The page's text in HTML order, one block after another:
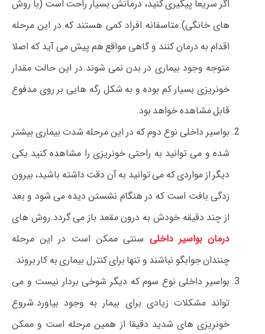
اگر سریعا پیگیری کنید، درمانش بسیار راحت است (با روش
های خانگی).متاسفانه افراد کمی هستند که در این مرحله
اقدام به درمان کنند و گاهی مواقع هم پیش می آید که اصلا
متوجه وجود بیماری در بدن نمی شوند.در این حالت مقدار
خونریزی بسیار کم بوده و به شکل رگه هایی بر روی مدفوع
قابل مشاهده خواهد بود.
بواسیر داخلی نوع دوم که در این مرحله شدت بیماری بیشتر
شده و می توانید به راحتی خونریزی را مشاهده کنید.یکی
دیگر از مواردی که می توانید به آن دقت داشته باشید، بیرون
زدگی بافت است که در هنگام نشستن دیده می شود و بعد
از چند دقیقه خودش به درون مقعد باز می گردد.روش های
درمان بواسیر داخلی سنتی ممکن است در این مرحله
چنندان جوابگو نباشند و تنها برای کنترل بیماری به کار بروند.
بواسیر داخلی نوع سوم که دیگر شوخی بردار نیست و می
تواند مشکلات زیادی برای بیمار به وجود بیاورد.شروع
خونریزی های شدید دقیقا از همین مرحله است و ممکن